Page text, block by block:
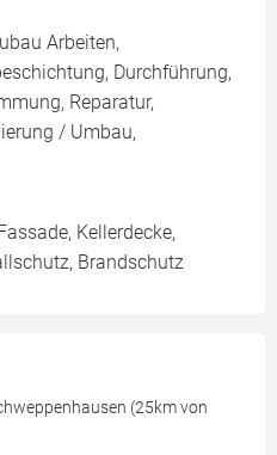
Arbeiten,
Durchführung,
Reparatur,
/ Umbau,
Kellerdecke,
Brandschutz
(25km von